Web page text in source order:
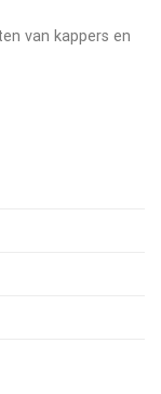
van kappers en